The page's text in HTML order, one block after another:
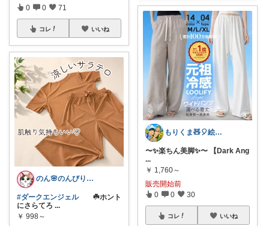
0 0 71
コレ いいね
のん🌸のんびり生活✨
#ダークエンジェル☘️ホント
にさらてろ ...
￥ 998～
もりくま🧸🎈絵本・スイーツ・酒他🙇
〜✨楽ちん美脚✨〜 【Dark Ang
...
￥ 1,760～
販売開始前
0 0 30
コレ いいね